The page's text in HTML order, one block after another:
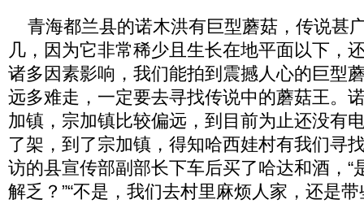
青海都兰县的诺木洪有巨型蘑菇，传说甚
几，因为它非常稀少且生长在地平面以下，
诸多因素影响，我们能拍到震撼人心的巨型
远多难走，一定要去寻找传说中的蘑菇王。
加镇，宗加镇比较偏远，到目前为止还没有
了架，到了宗加镇，得知哈西娃村有我们寻
访的县宣传部副部长下车后买了哈达和酒，“
解乏？”“不是，我们去村里麻烦人家，还是